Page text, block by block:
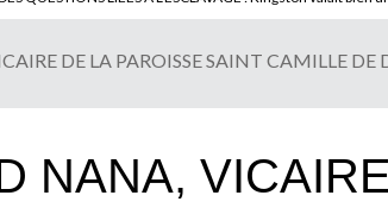
DE LA PAROISSE SAINT CAMILLE DE
NANA, VICAIRE